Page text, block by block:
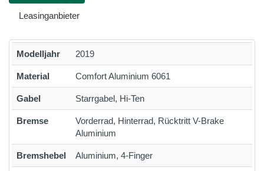
Leasinganbieter
Modelljahr 2019
Material Comfort Aluminium 6061
Gabel Starrgabel, Hi-Ten
Bremse
Vorderrad, Hinterrad, Rücktritt V-Brake
Aluminium
Bremshebel Aluminium, 4-Finger